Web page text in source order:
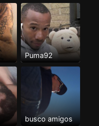
Puma92
busco amigos